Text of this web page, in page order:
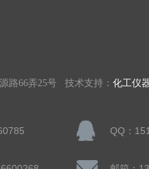
路66弄25号 技术支持： 化工仪
QQ：